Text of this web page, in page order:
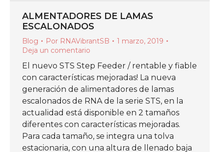
ALMENTADORES DE LAMAS
ESCALONADOS
Blog Por RNAVibrantSB
1 marzo, 2019
Deja un comentario
El nuevo STS Step Feeder / rentable y fiable
con características mejoradas! La nueva
generación de alimentadores de lamas
escalonados de RNA de la serie STS, en la
actualidad está disponible en 2 tamaños
diferentes con características mejoradas.
Para cada tamaño, se integra una tolva
estacionaria, con una altura de llenado baja